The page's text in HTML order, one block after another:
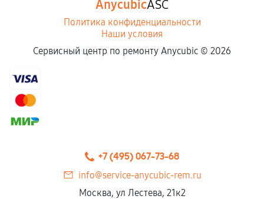
AnycubicASC
Политика конфиденциальности
Наши условия
Сервисный центр по ремонту Anycubic © 2026
+7 (495) 067-73-68
info@service-anycubic-rem.ru
Москва, ул Лестева, 21к2